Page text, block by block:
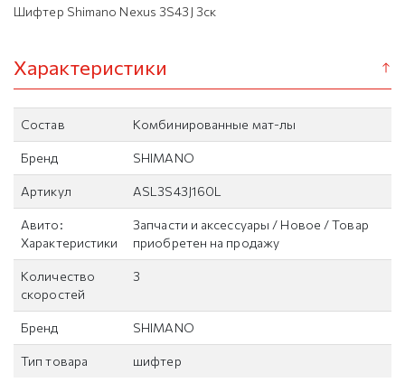
Шифтер Shimano Nexus 3S43J 3ск
Характеристики
Состав Комбинированные мат-лы
Бренд SHIMANO
Артикул ASL3S43J160L
Авито:
Характеристики
Запчасти и аксессуары / Новое / Товар
приобретен на продажу
Количество
скоростей
3
Бренд SHIMANO
Тип товара шифтер